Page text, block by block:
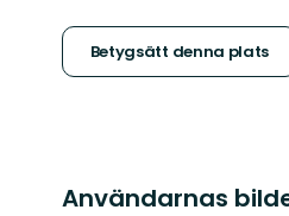
stjärnor
Betygsätt denna plats
Användarnas